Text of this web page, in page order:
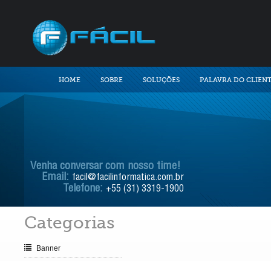
HOME SOBRE SOLUÇÕES PALAVRA DO
Venha conversar com nosso time!
Email: facil@facilinformatica.com.br
Telefone: +55 (31) 3319-1900
Categorias
Banner